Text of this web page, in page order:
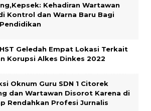
Kehadiran Wartawan
Kontrol dan Warna Baru Bagi
Geledah Empat Lokasi Terkait
Korupsi Alkes Dinkes 2022
Oknum Guru SDN 1 Citorek
dan Wartawan Disorot Karena di
Rendahkan Profesi Jurnalis